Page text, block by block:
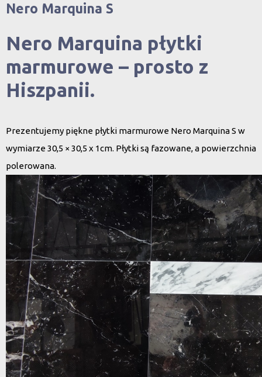
Nero Marquina S
Nero Marquina płytki
marmurowe – prosto z
Hiszpanii.
Prezentujemy piękne płytki marmurowe Nero Marquina S w
wymiarze 30,5 × 30,5 x 1cm. Płytki są fazowane, a powierzchnia
polerowana.